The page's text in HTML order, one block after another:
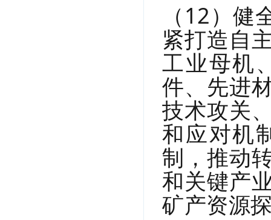
（12）
紧打造自
工业母机
件、先进
技术攻关
和应对机
制，推动
和关键产
矿产资源